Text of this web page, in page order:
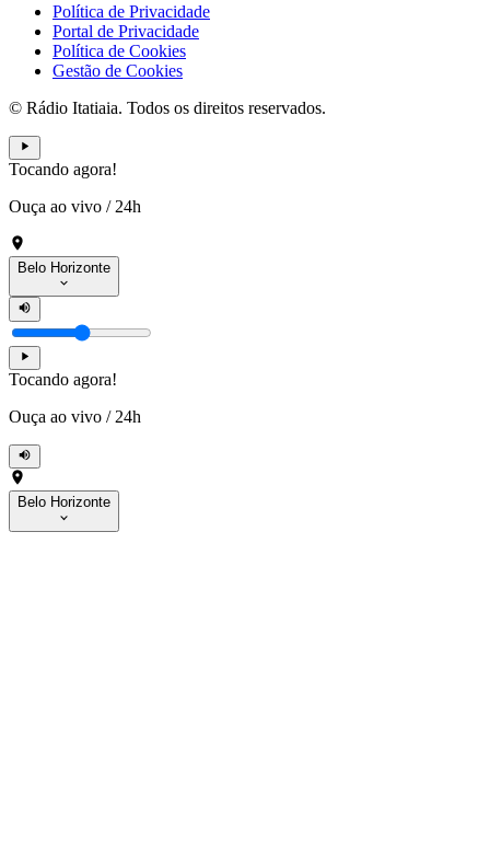
Política de Privacidade
Portal de Privacidade
Política de Cookies
Gestão de Cookies
© Rádio Itatiaia. Todos os direitos reservados.
Tocando agora!
Ouça ao vivo / 24h
Belo Horizonte
Tocando agora!
Ouça ao vivo / 24h
Belo Horizonte